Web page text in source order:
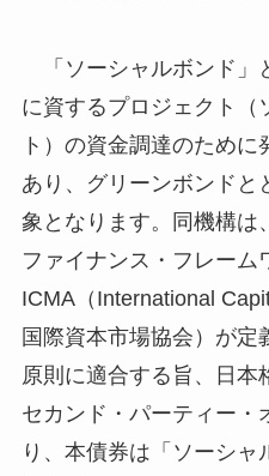
「ソーシャルボンド」
に資するプロジェクト（
ト）の資金調達のため
あり、グリーンボンドと
象となります。同機構は
ファイナンス・フレーム
ICMA（International
国際資本市場協会）が定
原則に適合する旨、日本
セカンド・パーティー・
り、本債券は「ソーシャ